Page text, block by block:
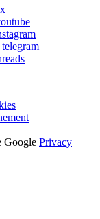
Google Privacy